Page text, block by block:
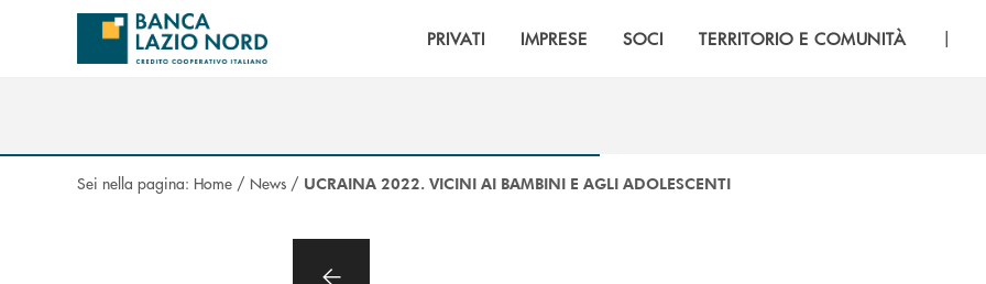
Salta al contenuto principale
PRIVATI IMPRESE SOCI TERRITORIO E COMUNITÀ |
Sei nella pagina: Home / News / UCRAINA 2022. VICINI AI BAMBINI E AGLI ADOLESCENTI